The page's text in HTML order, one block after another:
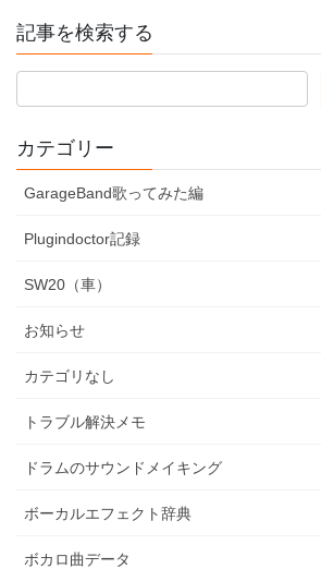
記事を検索する
カテゴリー
GarageBand歌ってみた編
Plugindoctor記録
SW20（車）
お知らせ
カテゴリなし
トラブル解決メモ
ドラムのサウンドメイキング
ボーカルエフェクト辞典
ボカロ曲データ